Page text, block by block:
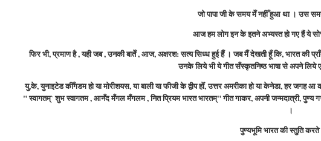
जो पापा जी के समय मेँ नहीँ हुआ था । उस
आज हम लोग इन के इतने अभ्यस्त हो गए हैं ये
फिर भी, प्रमाण है , यही जब , उनकीबातेँ ,आज, अक्षरश: सत्य सिध्ध हुई हैँ । जब मैँ देखती हूँ कि, भारत की
उनके लिये भी ये गीत सँस्कृतनिष्ठ भाषा से अपने लिये
यु,के, युनाइटेड कीँगडम हो या मोरीशयस, या बाली या फीजी के द्वीप होँ, उत्तर अमरीका हो या केनेडा, हर
" स्वागतम्` शुभ स्वागतम , आनँद मँगल मँगलम , नित प्रियम भारत भारतम्" गीत गाकर, अपनी जन्मदात्री, पुण्य
।
पुण्यभूमि भारत की स्तुति करते